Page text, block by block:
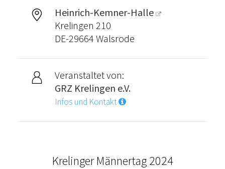
Heinrich-Kemner-Halle
Krelingen 210
DE-29664 Walsrode
Veranstaltet von:
GRZ Krelingen e.V.
Infos und Kontakt
Krelinger Männertag 2024